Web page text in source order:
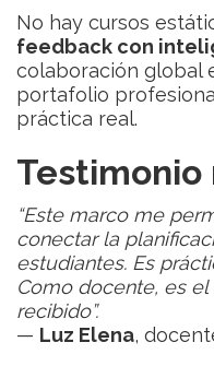
No hay cursos
feedback con
colaboración global
portafolio
práctica real.
Testimonio
“Este marco me
conectar la
estudiantes. Es
Como docente, es
recibido”.
— Luz Elena,